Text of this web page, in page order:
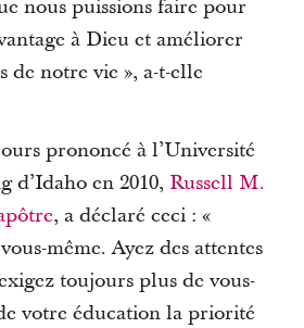
nous puissions faire pour
à Dieu et améliorer
de notre vie », a-t-elle
prononcé à l’Université
d’Idaho en 2010, Russell M.
, a déclaré ceci : «
même. Ayez des attentes
toujours plus de vous-
votre éducation la priorité